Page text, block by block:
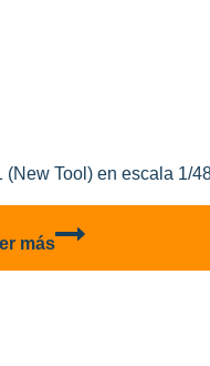
Tool) en escala 1/
más
Spitfire